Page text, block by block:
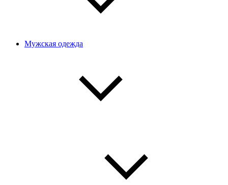
Мужская одежда